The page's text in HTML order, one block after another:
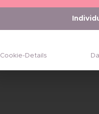
Cookie-Details